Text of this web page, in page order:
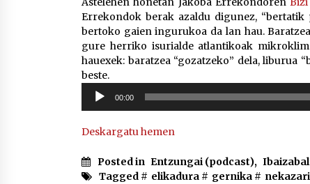
Errekondok berak azaldu digunez, “bertatik
bertoko gaien ingurukoa da lan hau.
gure herriko isurialde atlantikoak
hauexek: baratzea “gozatzeko” dela, liburua
beste.
Soinu
erreproduzigailua
00:00
Deskargatu hemen
Posted in Entzungai (podcast),
Tagged # elikadura # gernika #